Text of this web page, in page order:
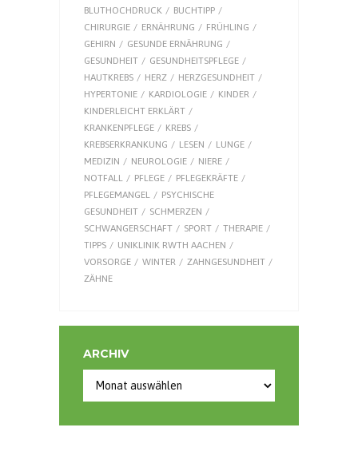
BLUTHOCHDRUCK
BUCHTIPP
CHIRURGIE
ERNÄHRUNG
FRÜHLING
GEHIRN
GESUNDE ERNÄHRUNG
GESUNDHEIT
GESUNDHEITSPFLEGE
HAUTKREBS
HERZ
HERZGESUNDHEIT
HYPERTONIE
KARDIOLOGIE
KINDER
KINDERLEICHT ERKLÄRT
KRANKENPFLEGE
KREBS
KREBSERKRANKUNG
LESEN
LUNGE
MEDIZIN
NEUROLOGIE
NIERE
NOTFALL
PFLEGE
PFLEGEKRÄFTE
PFLEGEMANGEL
PSYCHISCHE
GESUNDHEIT
SCHMERZEN
SCHWANGERSCHAFT
SPORT
THERAPIE
TIPPS
UNIKLINIK RWTH AACHEN
VORSORGE
WINTER
ZAHNGESUNDHEIT
ZÄHNE
ARCHIV